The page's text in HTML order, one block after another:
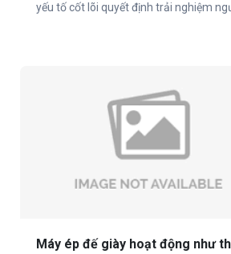
yếu tố cốt lõi quyết định trải nghiệm
Máy ép đế giày hoạt động như